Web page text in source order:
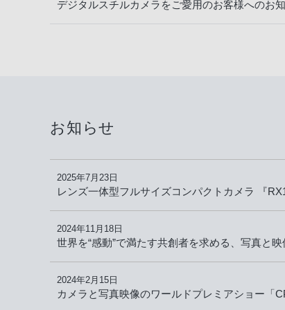
デジタルスチルカメラをご愛用のお客様へのお
お知らせ
2025年7月23日
レンズ一体型フルサイズコンパクトカメラ 『
2024年11月18日
世界を“感動”で満たす共創者を求める、写真と
2024年2月15日
カメラと写真映像のワールドプレミアショー「